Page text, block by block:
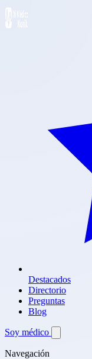
Destacados
Directorio
Preguntas
Blog
Soy médico
Navegación